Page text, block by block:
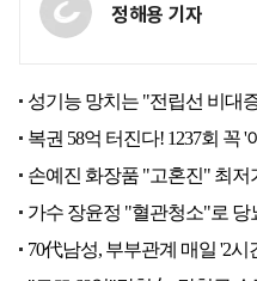
정해용 기자